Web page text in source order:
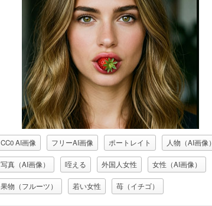
CC0 AI画像 フリーAI画像 ポートレイト 人物（AI画像）
写真（AI画像） 咥える 外国人女性 女性（AI画像）
果物（フルーツ） 若い女性 苺（イチゴ）